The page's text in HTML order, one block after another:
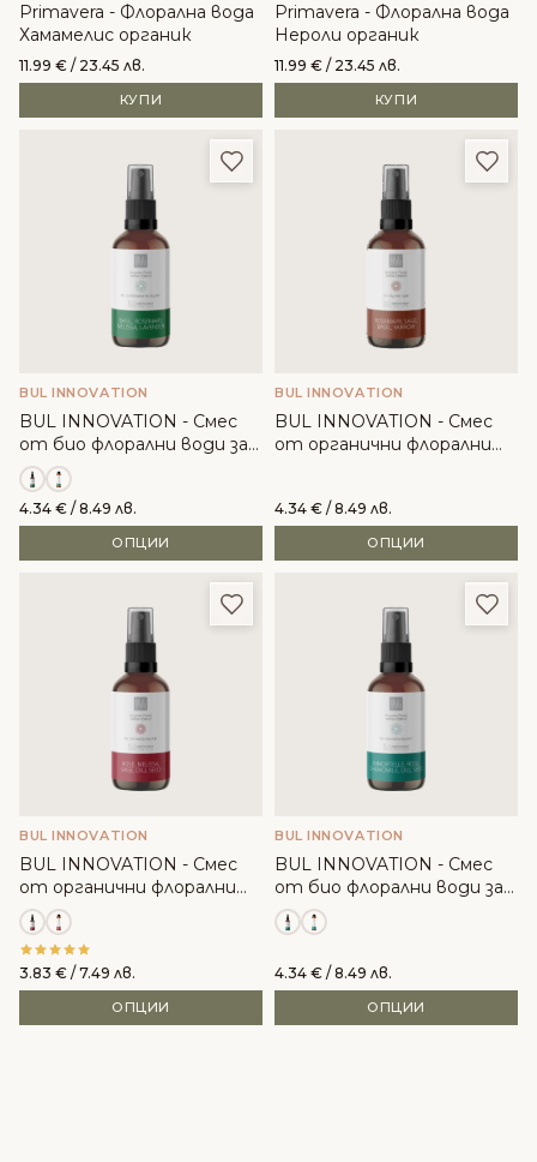
Primavera - Флорална вода
Хамамелис органик
11.99 € / 23.45 лв.
КУПИ
Primavera - Флорална вода
Нероли органик
11.99 € / 23.45 лв.
КУПИ
Добави в любими
BUL INNOVATION
BUL INNOVATION - Смес
от био флорални води за
мазна кожа
4.34 € / 8.49 лв.
ОПЦИИ
BUL INNOVATION
BUL INNOVATION - Смес
от органични флорални
4.34 € / 8.49 лв.
ОПЦИИ
Добави в любими
BUL INNOVATION
BUL INNOVATION - Смес
от органични флорални
води за суха коса
3.83 € / 7.49 лв.
ОПЦИИ
BUL INNOVATION
BUL INNOVATION - Смес
от био флорални води за
суха кожа
4.34 € / 8.49 лв.
ОПЦИИ